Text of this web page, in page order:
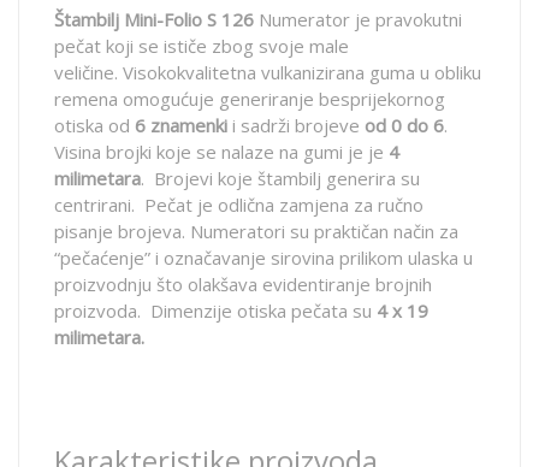
Štambilj Mini-Folio S 126 Numerator je pravokutni
pečat koji se ističe zbog svoje male
veličine. Visokokvalitetna vulkanizirana guma u obliku
remena omogućuje generiranje besprijekornog
otiska od 6 znamenki i sadrži brojeve od 0 do 6.
Visina brojki koje se nalaze na gumi je je 4
milimetara. Brojevi koje štambilj generira su
centrirani. Pečat je odlična zamjena za ručno
pisanje brojeva. Numeratori su praktičan način za
“pečaćenje” i označavanje sirovina prilikom ulaska u
proizvodnju što olakšava evidentiranje brojnih
proizvoda. Dimenzije otiska pečata su 4 x 19
milimetara.